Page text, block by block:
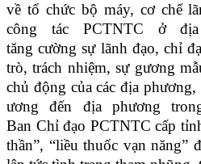
về tổ chức bộ máy, cơ chế
công tác PCTNTC ở
tăng cường sự lãnh đạo, chỉ
trò, trách nhiệm, sự gương
chủ động của các địa
ương đến địa phương
Ban Chỉ đạo PCTNTC cấp
thần”, “liều thuốc vạn năng”